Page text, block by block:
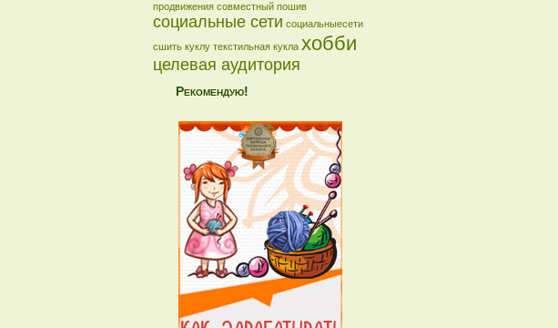
продвижения совместный пошив
социальные сети социальныесети
сшить куклу текстильная кукла хобби
целевая аудитория
Рекомендую!